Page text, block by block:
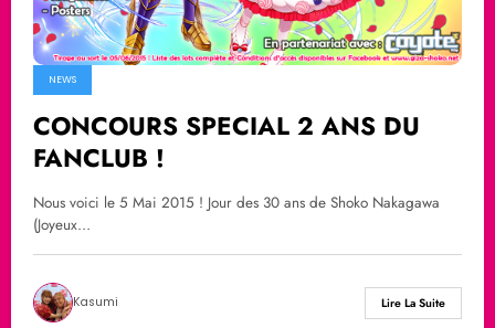
NEWS
CONCOURS SPECIAL 2 ANS DU
FANCLUB !
Nous voici le 5 Mai 2015 ! Jour des 30 ans de Shoko Nakagawa
(Joyeux…
Kasumi Lire La Suite